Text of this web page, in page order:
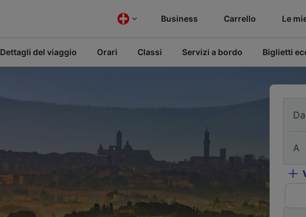
Business Carrello Le
Dettagli del viaggio Orari Classi Servizi a bordo Biglietti
Da
A